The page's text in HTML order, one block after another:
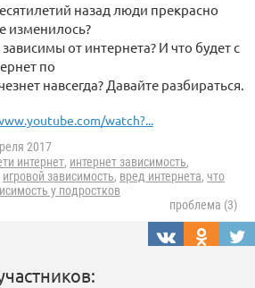
назад люди прекрасно
изменилось?
от интернета? И что будет с
по
навсегда? Давайте разбираться.
watch?...
2017
интернет, интернет зависимость,
игровой зависимость, вред интернета, что
у подростков
проблема (3)